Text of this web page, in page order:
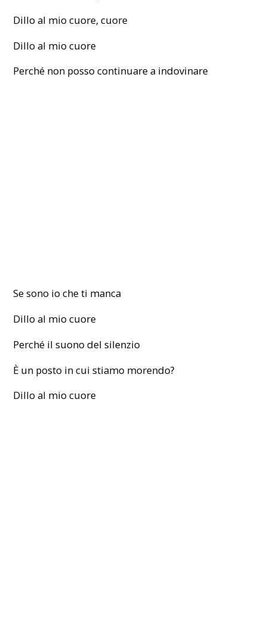
Dillo al mio cuore, cuore
Dillo al mio cuore
Perché non posso continuare a indovinare
Se sono io che ti manca
Dillo al mio cuore
Perché il suono del silenzio
È un posto in cui stiamo morendo?
Dillo al mio cuore